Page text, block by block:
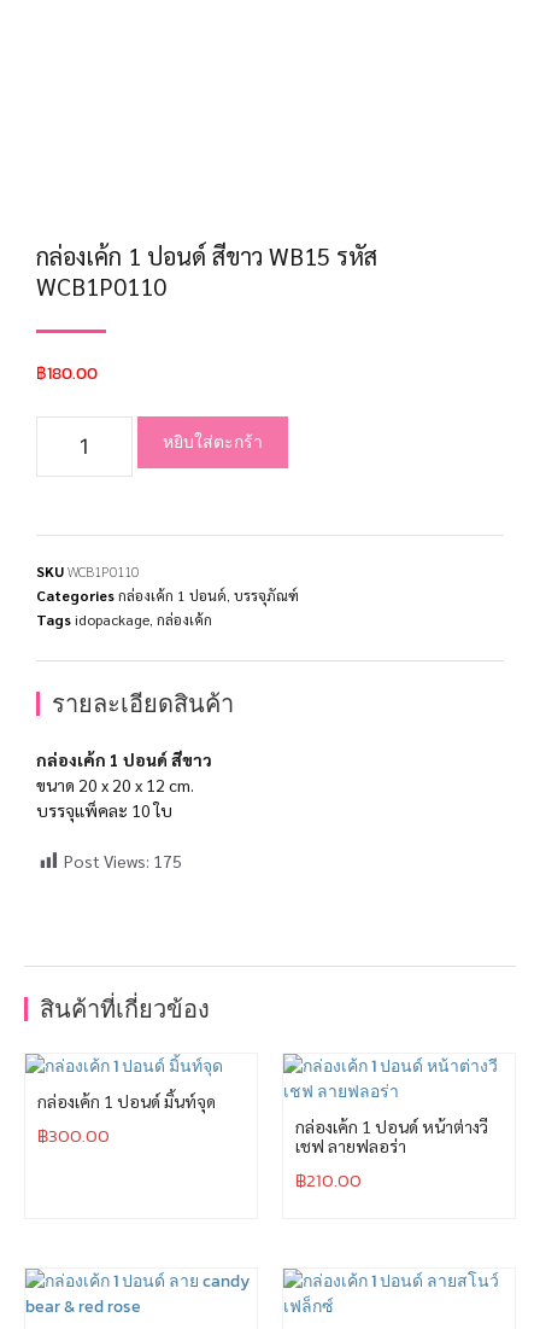
กล่องเค้ก 1 ปอนด์ สีขาว WB15 รหัส
WCB1P0110
฿180.00
หยิบใส่ตะกร้า
SKUWCB1P0110
Categoriesกล่องเค้ก 1 ปอนด์ บรรจุภัณฑ์
Tags idopackage กล่องเค้ก
รายละเอียดสินค้า
กล่องเค้ก 1 ปอนด์ สีขาว
ขนาด 20 x 20 x 12 cm.
บรรจุแพ็คละ 10 ใบ
Post Views: 175
สินค้าที่เกี่ยวข้อง
กล่องเค้ก 1 ปอนด์ มิ้นท์จุด
฿300.00
กล่องเค้ก 1 ปอนด์ หน้าต่างวี
เชฟ ลายฟลอร่า
฿210.00